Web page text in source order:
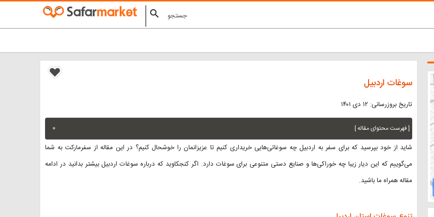
search
سوغات اردبیل
تاریخ بروزرسانی: ۱۲ دی ۱۴۰۱
[ فهرست محتوای مقاله ] +
شاید از خود بپرسید که برای سفر به اردبیل چه سوغاتی‌هایی خریداری کنیم تا عزیزانمان را خوشحال کنیم؟ در این مقاله از سفرمارکت به شما
می‌گوییم که این دیار زیبا چه خوراکی‌ها و صنایع دستی متنوعی برای سوغات دارد. اگر کنجکاوید که درباره سوغات اردبیل بیشتر بدانید در ادامه
مقاله همراه ما باشید.